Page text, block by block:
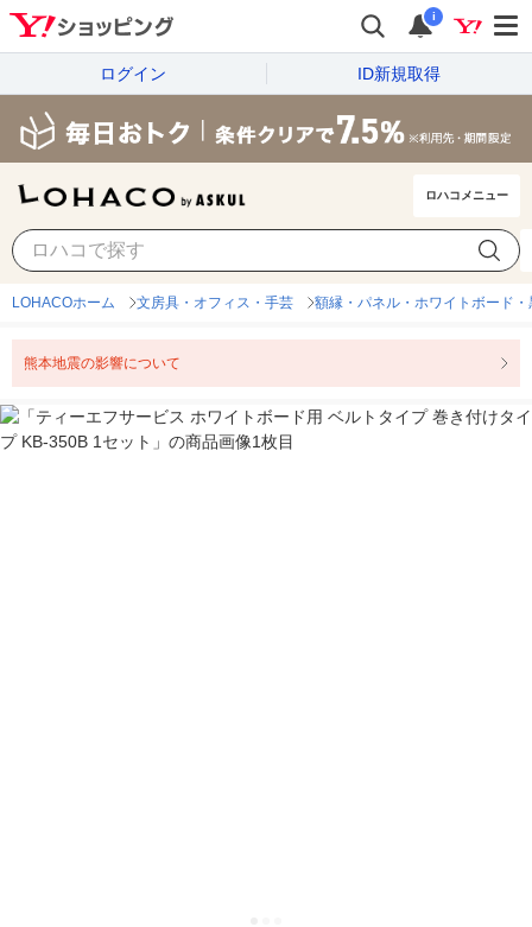
i
ログイン ID新規取得
ロハコメニュー
LOHACOホーム 文房具・オフィス・手芸 額縁・パネル・ホワイトボード・
熊本地震の影響について